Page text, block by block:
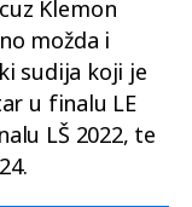
Klemon
možda i
sudija koji je
u finalu LE
LŠ 2022, te